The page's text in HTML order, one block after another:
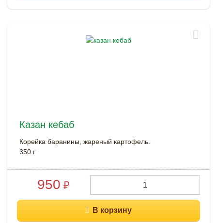
Казан кебаб
Корейка баранины, жареный картофель.
350 г
950 ₽